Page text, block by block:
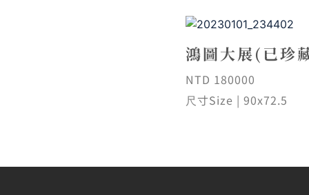
鴻圖大展(已珍
NTD 180000
尺寸Size | 90x72.5